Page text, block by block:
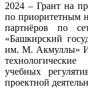
2024 – Грант на
по приоритетным
партнёров по
«Башкирский
им. М. Акмуллы»
учебных
проектной